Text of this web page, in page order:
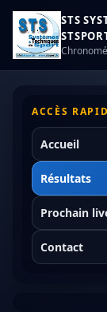
STS
ACCÈS
Accueil
Résultats
Prochain
Contact